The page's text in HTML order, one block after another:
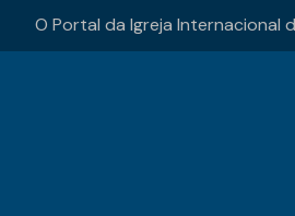
O Portal da Igreja Internacional